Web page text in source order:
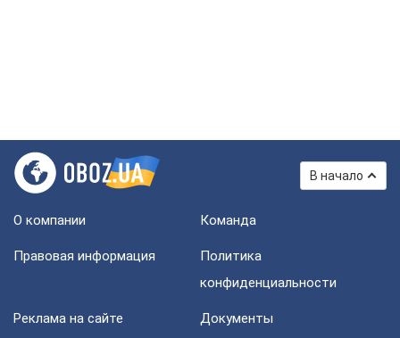
В начало
О компании Команда
Правовая информация
Политика
конфиденциальности
Реклама на сайте Документы